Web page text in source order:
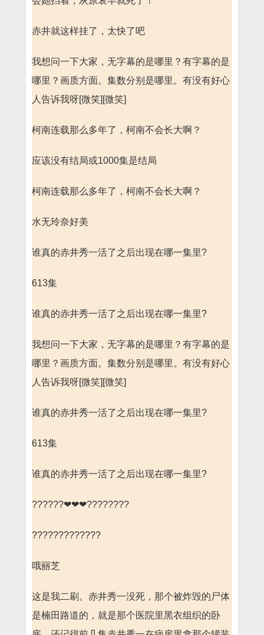
赤井就这样挂了，太快了吧
我想问一下大家，无字幕的是哪里？有字幕的是
哪里？画质方面。集数分别是哪里。有没有好心
人告诉我呀[微笑][微笑]
柯南连载那么多年了，柯南不会长大啊？
应该没有结局或1000集是结局
柯南连载那么多年了，柯南不会长大啊？
水无玲奈好美
谁真的赤井秀一活了之后出现在哪一集里?
613集
谁真的赤井秀一活了之后出现在哪一集里?
我想问一下大家，无字幕的是哪里？有字幕的是
哪里？画质方面。集数分别是哪里。有没有好心
人告诉我呀[微笑][微笑]
谁真的赤井秀一活了之后出现在哪一集里?
613集
谁真的赤井秀一活了之后出现在哪一集里?
??????❤❤❤????????
?????????????
哦丽芝
这是我二刷。赤井秀一没死，那个被炸毁的尸体
是楠田路道的，就是那个医院里黑衣组织的卧